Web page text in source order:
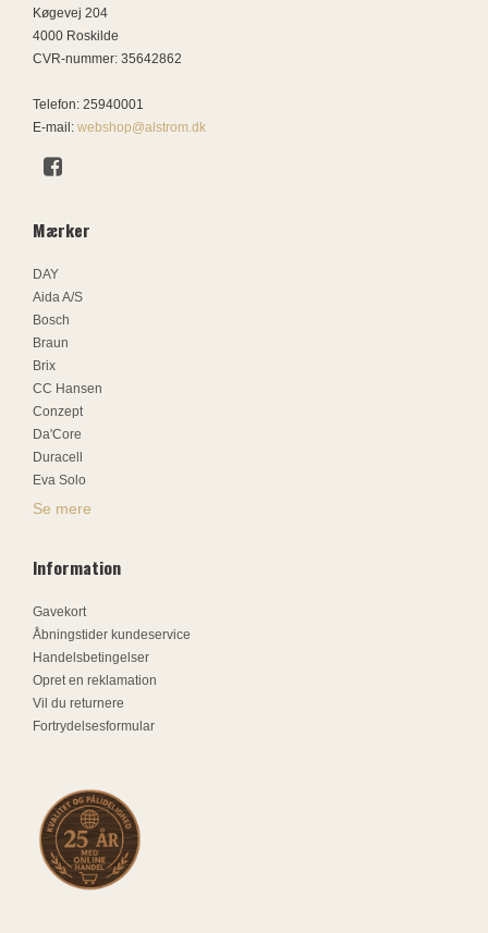
Køgevej 204
4000 Roskilde
CVR-nummer: 35642862
Telefon: 25940001
E-mail : webshop@alstrom.dk
Mærker
DAY
Aida A/S
Bosch
Braun
Brix
CC Hansen
Conzept
Da'Core
Duracell
Eva Solo
Se mere
Information
Gavekort
Åbningstider kundeservice
Handelsbetingelser
Opret en reklamation
Vil du returnere
Fortrydelsesformular